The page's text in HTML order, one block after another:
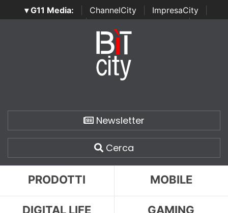
▾ G11 Media: ChannelCity ImpresaCity
SecurityOpenLab | Italian Channel Awards | Italian
Italian Security Awards
Newsletter
Cerca
PRODOTTI MOBILE
DIGITAL LIFE GAMING